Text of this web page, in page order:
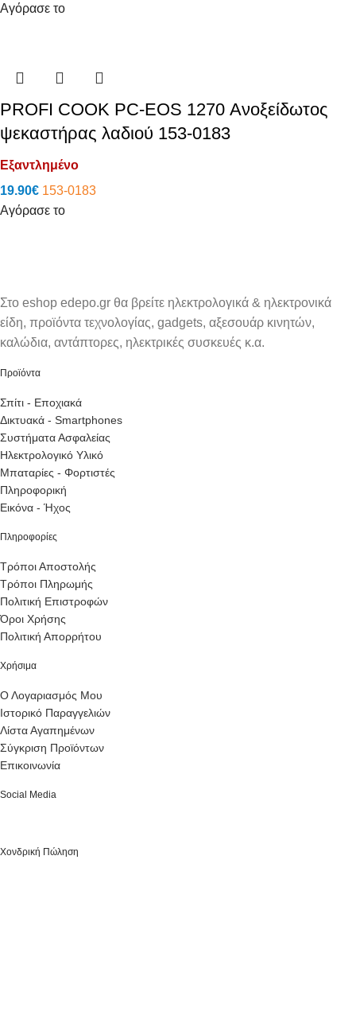
Αγόρασε το
PROFI COOK PC-EOS 1270 Ανοξείδωτος
ψεκαστήρας λαδιού 153-0183
Εξαντλημένο
19.90€ 153-0183
Αγόρασε το
Στο eshop edepo.gr θα βρείτε ηλεκτρολογικά & ηλεκτρονικά
είδη, προϊόντα τεχνολογίας, gadgets, αξεσουάρ κινητών,
καλώδια, αντάπτορες, ηλεκτρικές συσκευές κ.α.
Προϊόντα
Σπίτι - Εποχιακά
Δικτυακά - Smartphones
Συστήματα Ασφαλείας
Ηλεκτρολογικό Υλικό
Μπαταρίες - Φορτιστές
Πληροφορική
Εικόνα - Ήχος
Πληροφορίες
Τρόποι Αποστολής
Τρόποι Πληρωμής
Πολιτική Επιστροφών
Όροι Χρήσης
Πολιτική Απορρήτου
Χρήσιμα
Ο Λογαριασμός Μου
Ιστορικό Παραγγελιών
Λίστα Αγαπημένων
Σύγκριση Προϊόντων
Επικοινωνία
Social Media
Χονδρική Πώληση